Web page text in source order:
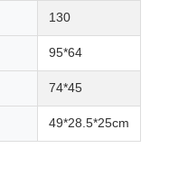
130
95*64
74*45
49*28.5*25cm